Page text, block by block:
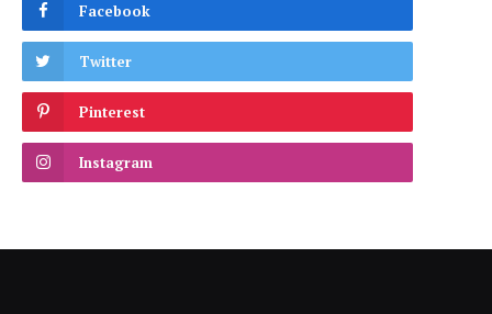
Facebook
Twitter
Pinterest
Instagram